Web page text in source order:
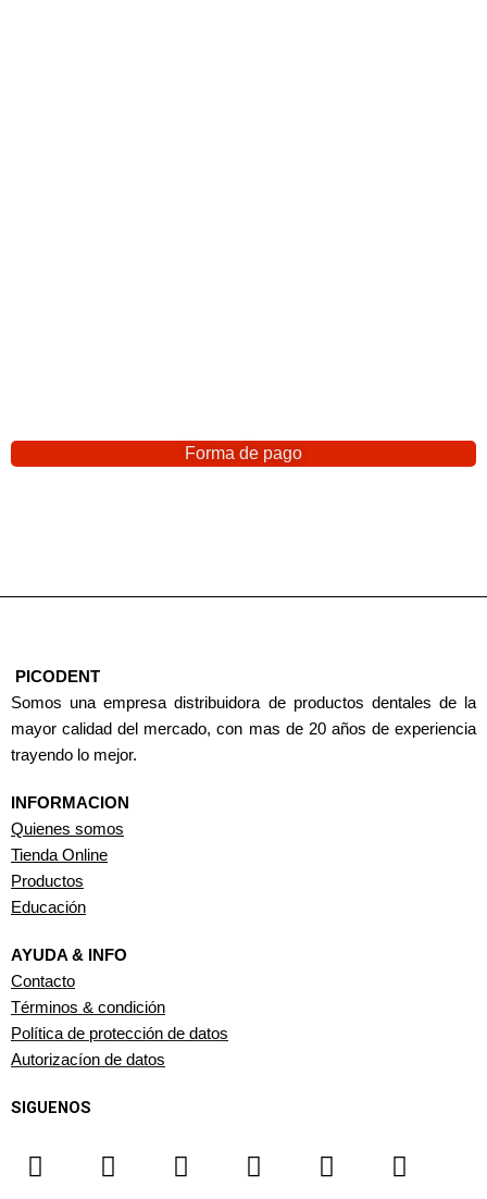
Forma de pago
PICODENT
Somos una empresa distribuidora de productos dentales de la
mayor calidad del mercado, con mas de 20 años de experiencia
trayendo lo mejor.
INFORMACION
Quienes somos
Tienda Online
Productos
Educación
AYUDA & INFO
Contacto
Términos & condición
Política de protección de datos
Autorizacíon de datos
SIGUENOS
F
a
I
n
T
i
Y
o
W
h
L
i